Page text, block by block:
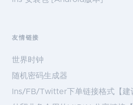
友情链接
世界时钟
随机密码生成器
Ins/FB/Twitter下单链接格式【建